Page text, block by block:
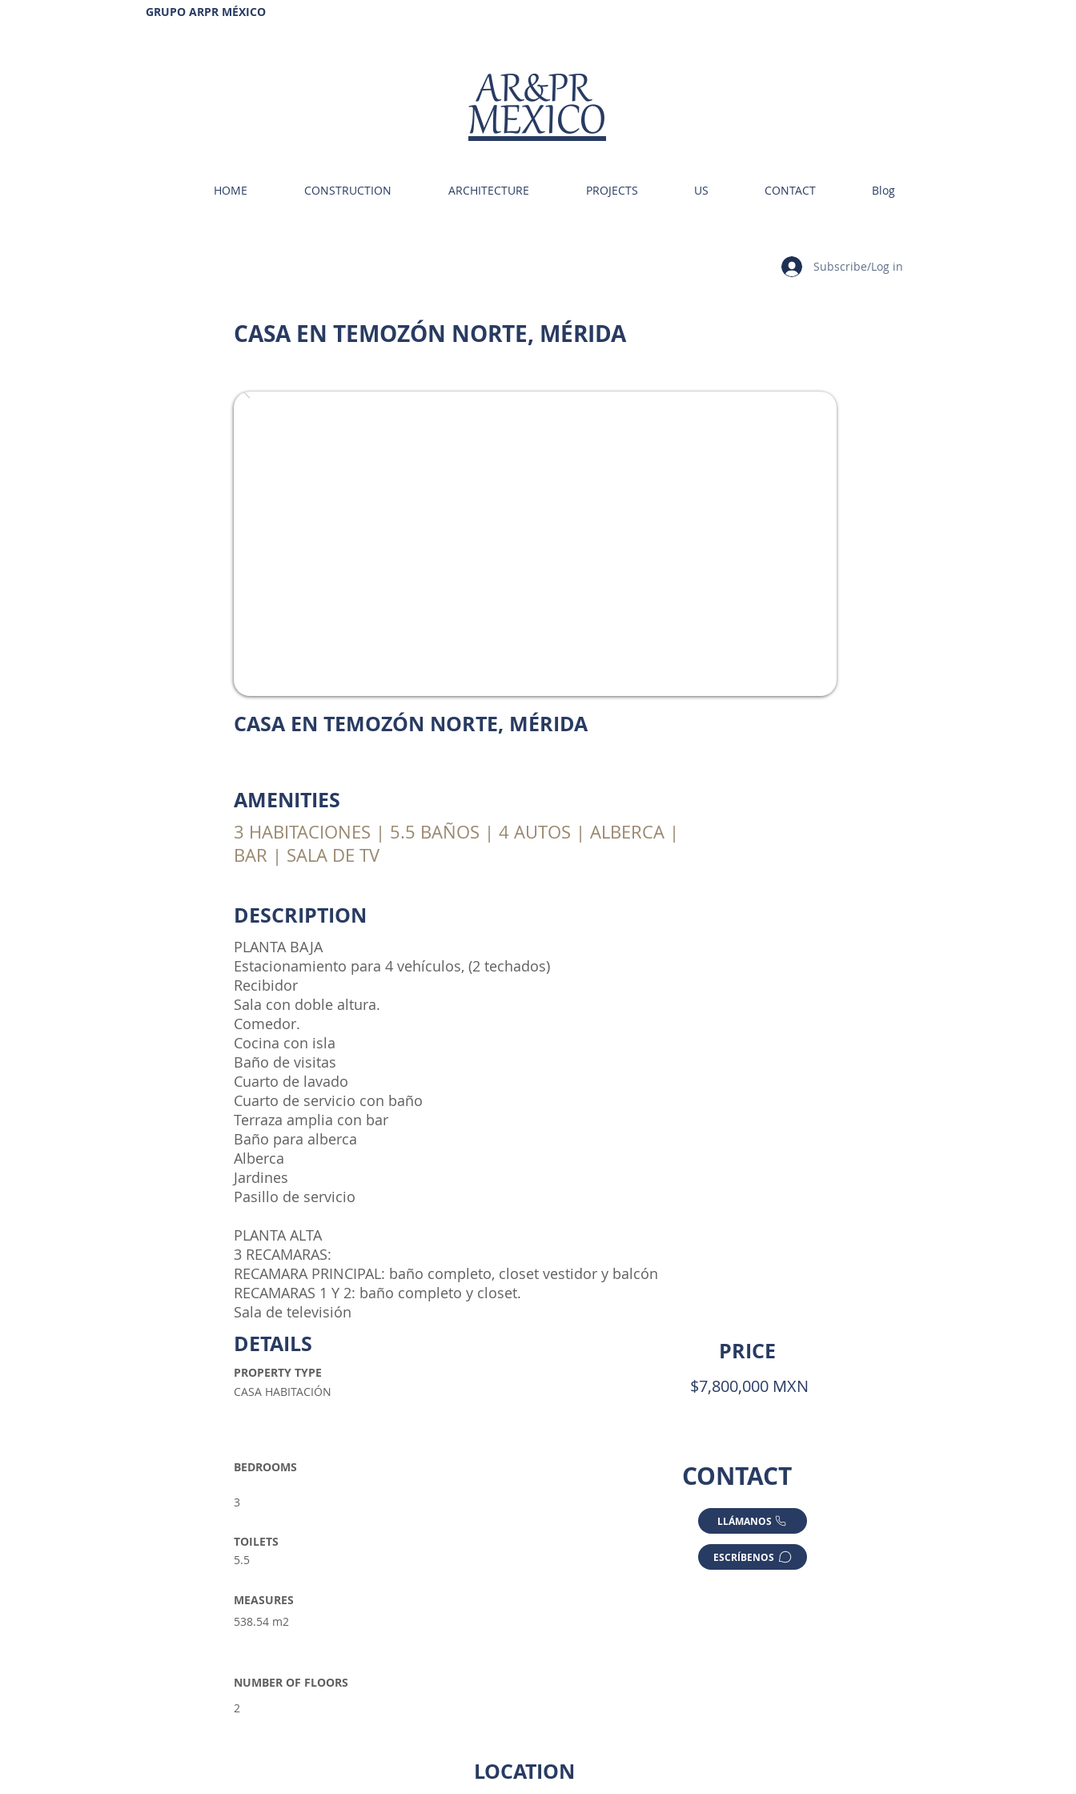
GRUPO ARPR MÉXICO
MEXICO
AR&PR
HOME CONSTRUCTION ARCHITECTURE PROJECTS US CONTACT Blog
Subscribe/Log in
CASA EN TEMOZÓN NORTE, MÉRIDA
CASA EN TEMOZÓN NORTE, MÉRIDA
AMENITIES
3 HABITACIONES | 5.5 BAÑOS | 4 AUTOS | ALBERCA |
BAR | SALA DE TV
DESCRIPTION
PLANTA BAJA
Estacionamiento para 4 vehículos, (2 techados)
Recibidor
Sala con doble altura.
Comedor.
Cocina con isla
Baño de visitas
Cuarto de lavado
Cuarto de servicio con baño
Terraza amplia con bar
Baño para alberca
Alberca
Jardines
Pasillo de servicio
PLANTA ALTA
3 RECAMARAS:
RECAMARA PRINCIPAL: baño completo, closet vestidor y balcón
RECAMARAS 1 Y 2: baño completo y closet.
Sala de televisión
DETAILS
PROPERTY TYPE
CASA HABITACIÓN
BEDROOMS
3
TOILETS
5.5
PRICE
$7,800,000 MXN
CONTACT
LLÁMANOS
ESCRÍBENOS
MEASURES
538.54 m2
NUMBER OF FLOORS
2
LOCATION